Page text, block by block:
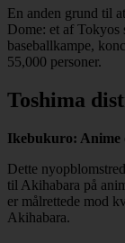
En anden grund til
Dome: et af Tokyos
baseballkampe,
55,000 personer.
Toshima
Ikebukuro:
Dette
til Akihabara på
er målrettede mod
Akihabara.